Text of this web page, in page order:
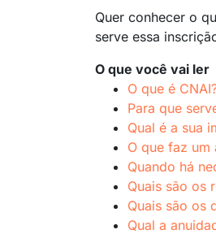
Quer conhecer o
serve essa
O que você vai ler
O que é
Para que
Qual é a sua
O que faz um
Quando há
Quais são os
Quais são os
Qual a